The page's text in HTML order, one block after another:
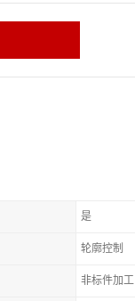
是
轮廓控制
非标件加工